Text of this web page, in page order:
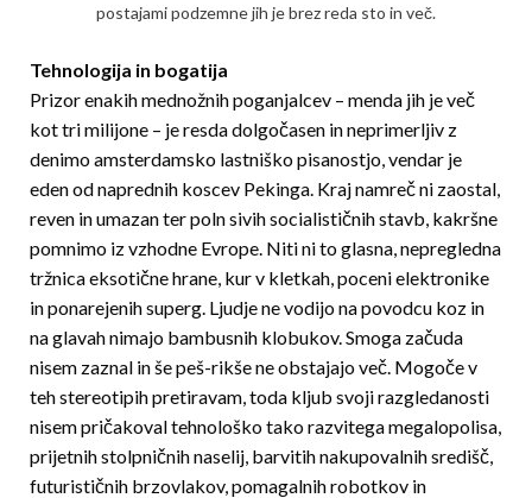
postajami podzemne jih je brez reda sto in več.
Tehnologija in bogatija
Prizor enakih mednožnih poganjalcev – menda jih je več
kot tri milijone – je resda dolgočasen in neprimerljiv z
denimo amsterdamsko lastniško pisanostjo, vendar je
eden od naprednih koscev Pekinga. Kraj namreč ni zaostal,
reven in umazan ter poln sivih socialističnih stavb, kakršne
pomnimo iz vzhodne Evrope. Niti ni to glasna, nepregledna
tržnica eksotične hrane, kur v kletkah, poceni elektronike
in ponarejenih superg. Ljudje ne vodijo na povodcu koz in
na glavah nimajo bambusnih klobukov. Smoga začuda
nisem zaznal in še peš-rikše ne obstajajo več. Mogoče v
teh stereotipih pretiravam, toda kljub svoji razgledanosti
nisem pričakoval tehnološko tako razvitega megalopolisa,
prijetnih stolpničnih naselij, barvitih nakupovalnih središč,
futurističnih brzovlakov, pomagalnih robotkov in